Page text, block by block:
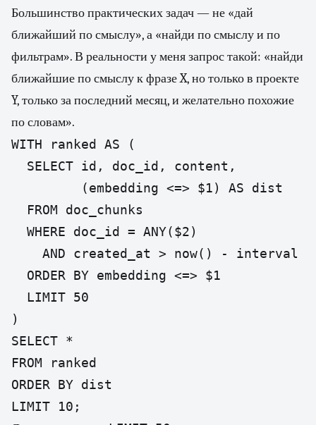
Большинство практических задач — не «дай
ближайший по смыслу», а «найди по смыслу и по
фильтрам». В реальности у меня запрос такой: «найди
ближайшие по смыслу к фразе X, но только в проекте
Y, только за последний месяц, и желательно похожие
по словам».
WITH ranked AS (
  SELECT id, doc_id, content,
         (embedding <=> $1) AS dist
  FROM doc_chunks
  WHERE doc_id = ANY($2)
AND created_at > now() - interval
  ORDER BY embedding <=> $1
  LIMIT 50
)
SELECT *
FROM ranked
ORDER BY dist
LIMIT 10;